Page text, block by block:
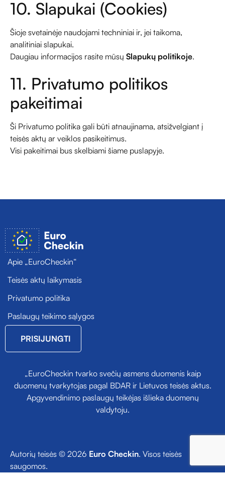
10. Slapukai (Cookies)
Šioje svetainėje naudojami techniniai ir, jei taikoma,
analitiniai slapukai.
Daugiau informacijos rasite mūsų Slapukų politikoje.
11. Privatumo politikos
pakeitimai
Ši Privatumo politika gali būti atnaujinama, atsižvelgiant į
teisės aktų ar veiklos pasikeitimus.
Visi pakeitimai bus skelbiami šiame puslapyje.
Apie „EuroCheckin“
Teisės aktų laikymasis
Privatumo politika
Paslaugų teikimo sąlygos
PRISIJUNGTI
„EuroCheckin tvarko svečių asmens duomenis kaip
duomenų tvarkytojas pagal BDAR ir Lietuvos teisės aktus.
Apgyvendinimo paslaugų teikėjas išlieka duomenų
valdytoju.
Autorių teisės © 2026 Euro Checkin. Visos teisės
saugomos.